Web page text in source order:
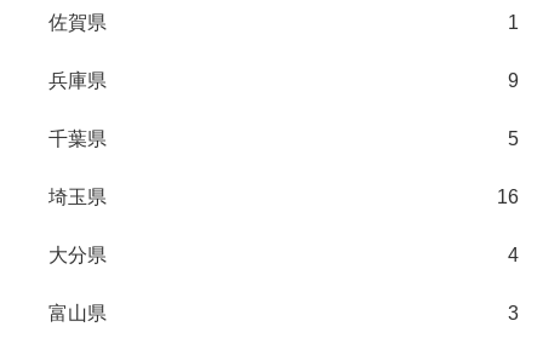
佐賀県 1
兵庫県 9
千葉県 5
埼玉県 16
大分県 4
富山県 3